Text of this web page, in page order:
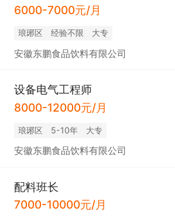
6000-7000元/月
琅琊区 经验不限 大专
安徽东鹏食品饮料有限公司
设备电气工程师
8000-12000元/月
琅琊区 5-10年 大专
安徽东鹏食品饮料有限公司
配料班长
7000-10000元/月